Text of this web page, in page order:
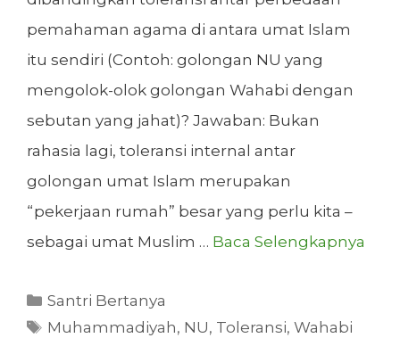
pemahaman agama di antara umat Islam
itu sendiri (Contoh: golongan NU yang
mengolok-olok golongan Wahabi dengan
sebutan yang jahat)? Jawaban: Bukan
rahasia lagi, toleransi internal antar
golongan umat Islam merupakan
“pekerjaan rumah” besar yang perlu kita –
sebagai umat Muslim … Baca Selengkapnya
Kategori
Santri Bertanya
Tag
Muhammadiyah, NU, Toleransi,Wahabi